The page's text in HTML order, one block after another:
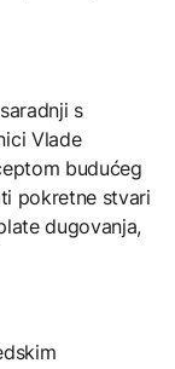
s
Vlade
budućeg
pokretne stvari
dugovanja,